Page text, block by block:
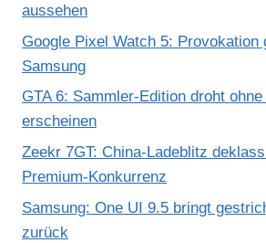
aussehen
Google Pixel Watch 5: Provokation
Samsung
GTA 6: Sammler-Edition droht
erscheinen
Zeekr 7GT: China-Ladeblitz
Premium-Konkurrenz
Samsung: One UI 9.5 bringt
zurück